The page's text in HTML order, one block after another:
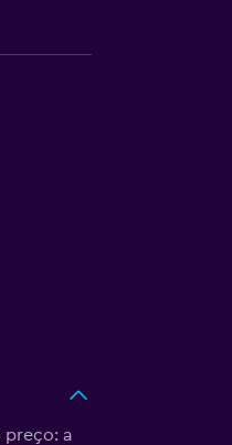
preço: a